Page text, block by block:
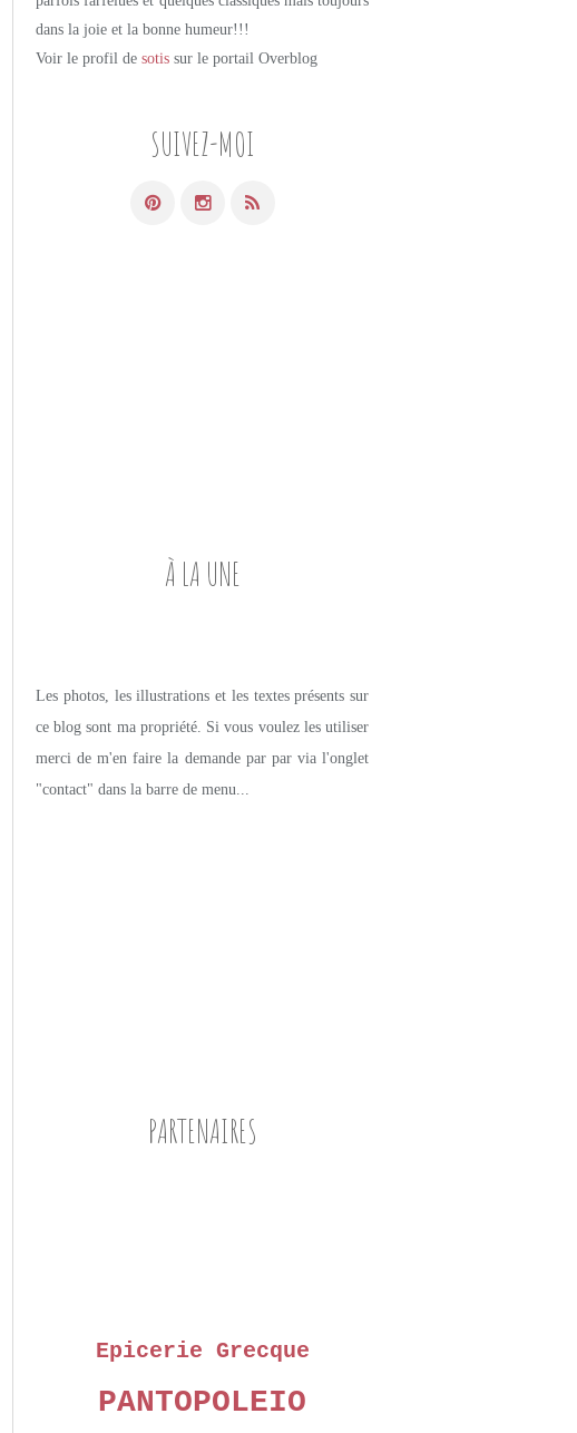
SUIVEZ-MOI
dans la joie et la bonne humeur!!!
Voir le profil de sotis sur le portail Overblog
À LA UNE
Les photos, les illustrations et les textes présents sur
ce blog sont ma propriété. Si vous voulez les utiliser
merci de m'en faire la demande par par via l'onglet
"contact" dans la barre de menu...
PARTENAIRES
Epicerie Grecque
PANTOPOLEIO